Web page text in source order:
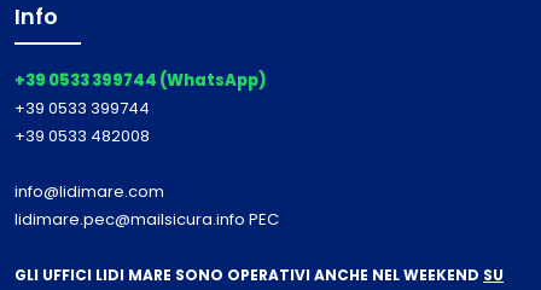
Info
+39 0533 399744 (WhatsApp)
+39 0533 399744
+39 0533 482008
info@lidimare.com
lidimare.pec@mailsicura.info PEC
GLI UFFICI LIDI MARE SONO OPERATIVI ANCHE NEL WEEKEND SU